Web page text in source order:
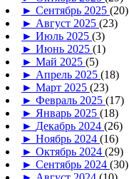
► Сентябрь 2025 (20)
► Август 2025 (23)
► Июль 2025 (3)
► Июнь 2025 (1)
► Май 2025 (5)
► Апрель 2025 (18)
► Март 2025 (23)
► Февраль 2025 (17)
► Январь 2025 (18)
► Декабрь 2024 (26)
► Ноябрь 2024 (16)
► Октябрь 2024 (29)
► Сентябрь 2024 (30)